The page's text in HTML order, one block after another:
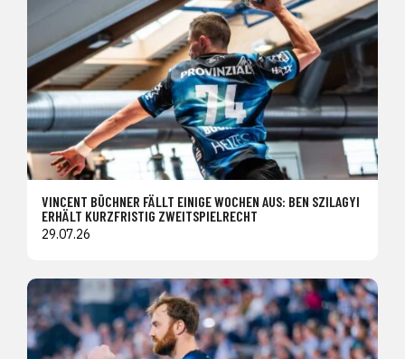
VINCENT BÜCHNER FÄLLT EINIGE WOCHEN AUS: BEN SZILAGYI
ERHÄLT KURZFRISTIG ZWEITSPIELRECHT
29.07.26